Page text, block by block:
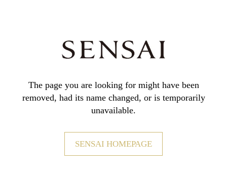
The page you are looking for might have been
removed, had its name changed, or is temporarily
unavailable.
SENSAI HOMEPAGE